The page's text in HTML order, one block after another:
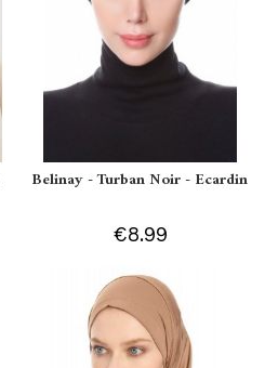
Belinay - Turban Noir - Ecardin
€8.99